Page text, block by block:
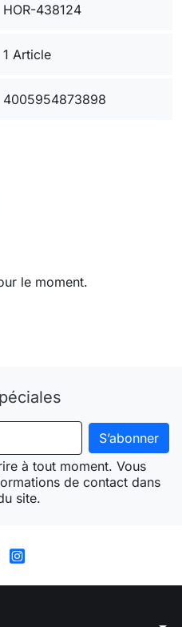
HOR-438124
1 Article
4005954873898
le moment.
à tout moment. Vous
de contact dans
site.